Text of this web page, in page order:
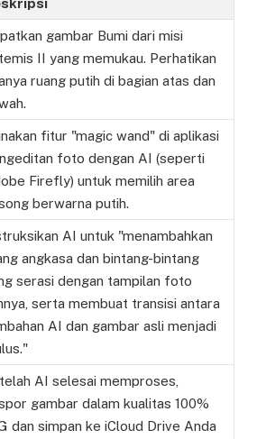
gambar Bumi dari misi
II yang memukau. Perhatikan
ruang putih di bagian atas dan
fitur "magic wand" di aplikasi
foto dengan AI (seperti
Firefly) untuk memilih area
berwarna putih.
AI untuk "menambahkan
angkasa dan bintang-bintang
serasi dengan tampilan foto
serta membuat transisi antara
AI dan gambar asli menjadi
AI selesai memproses,
gambar dalam kualitas 100%
dan simpan ke iCloud Drive Anda